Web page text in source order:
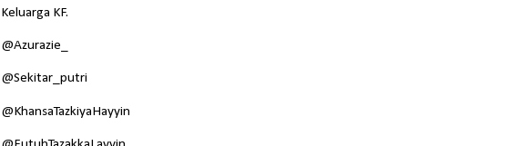
Keluarga KF.
@Azurazie_
@Sekitar_putri
@KhansaTazkiyaHayyin